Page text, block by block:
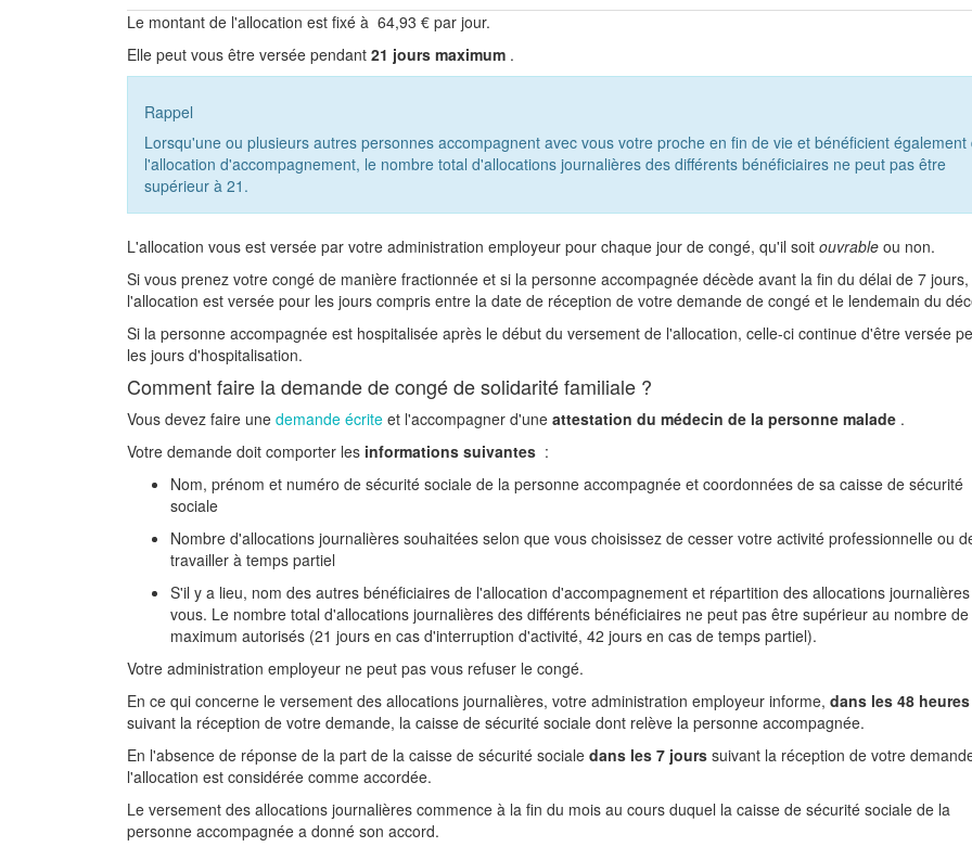
Le montant de l'allocation est fixé à 64,93 € par jour.
Elle peut vous être versée pendant 21 jours maximum .
Rappel
Lorsqu'une ou plusieurs autres personnes accompagnent avec vous votre proche en fin de vie et bénéficient également
l'allocation d'accompagnement, le nombre total d'allocations journalières des différents bénéficiaires ne peut pas être
supérieur à 21.
L'allocation vous est versée par votre administration employeur pour chaque jour de congé, qu'il soit ouvrable ou non.
Si vous prenez votre congé de manière fractionnée et si la personne accompagnée décède avant la fin du délai de 7 jours,
l'allocation est versée pour les jours compris entre la date de réception de votre demande de congé et le lendemain du
Si la personne accompagnée est hospitalisée après le début du versement de l'allocation, celle-ci continue d'être versée
les jours d'hospitalisation.
Comment faire la demande de congé de solidarité familiale ?
Vous devez faire une demande écrite et l'accompagner d'une attestation du médecin de la personne malade .
Votre demande doit comporter les informations suivantes :
Nom, prénom et numéro de sécurité sociale de la personne accompagnée et coordonnées de sa caisse de sécurité
sociale
Nombre d'allocations journalières souhaitées selon que vous choisissez de cesser votre activité professionnelle ou
travailler à temps partiel
S'il y a lieu, nom des autres bénéficiaires de l'allocation d'accompagnement et répartition des allocations
vous. Le nombre total d'allocations journalières des différents bénéficiaires ne peut pas être supérieur au nombre
maximum autorisés (21 jours en cas d'interruption d'activité, 42 jours en cas de temps partiel).
Votre administration employeur ne peut pas vous refuser le congé.
En ce qui concerne le versement des allocations journalières, votre administration employeur informe, dans les 48 heures
suivant la réception de votre demande, la caisse de sécurité sociale dont relève la personne accompagnée.
En l'absence de réponse de la part de la caisse de sécurité sociale dans les 7 jours suivant la réception de votre
l'allocation est considérée comme accordée.
Le versement des allocations journalières commence à la fin du mois au cours duquel la caisse de sécurité sociale de la
personne accompagnée a donné son accord.